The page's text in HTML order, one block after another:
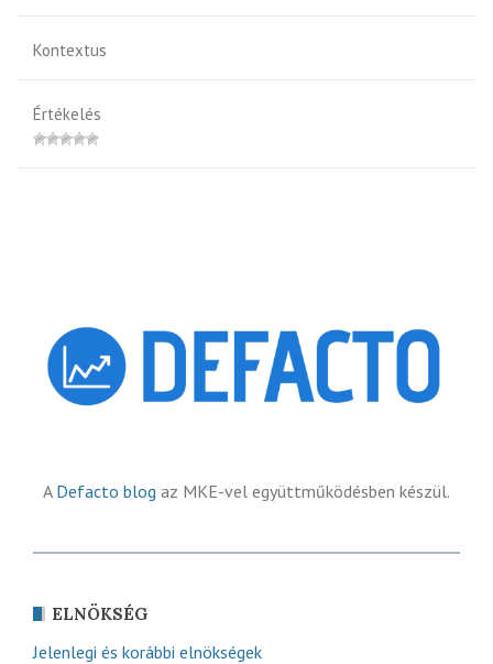
Kontextus
Értékelés
A Defacto blog az MKE-vel együttműködésben készül.
ELNÖKSÉG
Jelenlegi és korábbi elnökségek